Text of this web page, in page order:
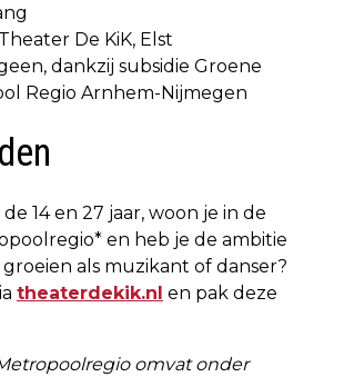
De KiK, Elst
dankzij subsidie Groene
Regio Arnhem-Nijmegen
14 en 27 jaar, woon je in de
en heb je de ambitie
als muzikant of danser?
theaterdekik.nl en pak deze
omvat onder